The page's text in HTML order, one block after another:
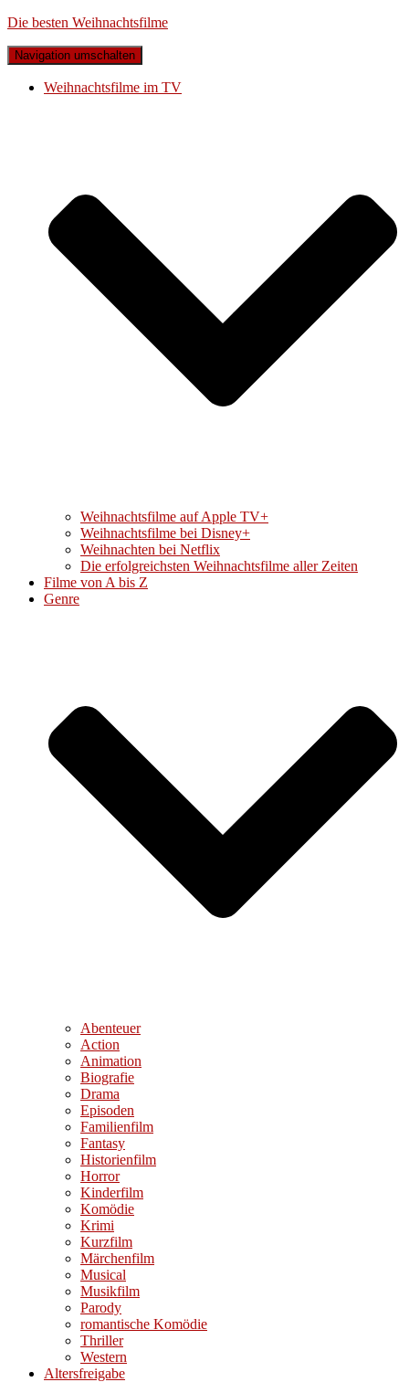
Die besten Weihnachtsfilme
Navigation umschalten
Weihnachtsfilme im TV
Weihnachtsfilme auf Apple TV+
Weihnachtsfilme bei Disney+
Weihnachten bei Netflix
Die erfolgreichsten Weihnachtsfilme aller Zeiten
Filme von A bis Z
Genre
Abenteuer
Action
Animation
Biografie
Drama
Episoden
Familienfilm
Fantasy
Historienfilm
Horror
Kinderfilm
Komödie
Krimi
Kurzfilm
Märchenfilm
Musical
Musikfilm
Parody
romantische Komödie
Thriller
Western
Altersfreigabe